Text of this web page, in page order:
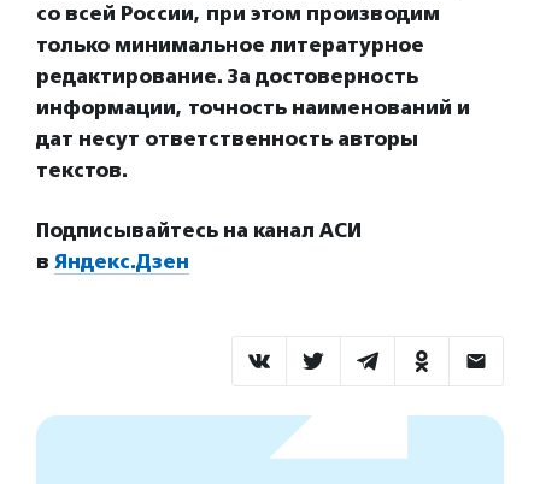
со всей России, при этом производим
только минимальное литературное
редактирование. За достоверность
информации, точность наименований и
дат несут ответственность авторы
текстов.
Подписывайтесь на канал АСИ
в Яндекс.Дзен